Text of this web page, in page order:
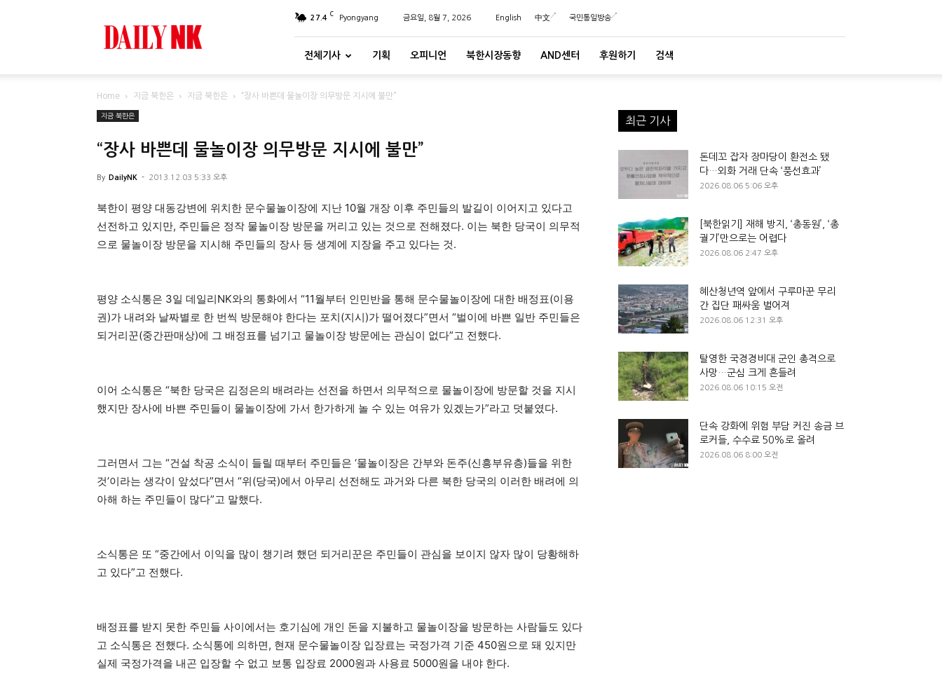
27.4 C Pyongyang 금요일, 8월 7, 2026 English 中文 국민통일방송
전체기사 기획 오피니언 북한시장동향 AND센터 후원하기 검색
Home 지금 북한은 지금 북한은 “장사 바쁜데 물놀이장 의무방문 지시에 불만”
지금 북한은
“장사 바쁜데 물놀이장 의무방문 지시에 불만”
By DailyNK - 2013.12.03 5:33 오후
북한이 평양 대동강변에 위치한 문수물놀이장에 지난 10월 개장 이후 주민들의 발길이 이어지고 있다고
선전하고 있지만, 주민들은 정작 물놀이장 방문을 꺼리고 있는 것으로 전해졌다. 이는 북한 당국이 의무적
으로 물놀이장 방문을 지시해 주민들의 장사 등 생계에 지장을 주고 있다는 것.
평양 소식통은 3일 데일리NK와의 통화에서 “11월부터 인민반을 통해 문수물놀이장에 대한 배정표(이용
권)가 내려와 날짜별로 한 번씩 방문해야 한다는 포치(지시)가 떨어졌다”면서 “벌이에 바쁜 일반 주민들은
되거리꾼(중간판매상)에 그 배정표를 넘기고 물놀이장 방문에는 관심이 없다”고 전했다.
이어 소식통은 “북한 당국은 김정은의 배려라는 선전을 하면서 의무적으로 물놀이장에 방문할 것을 지시
했지만 장사에 바쁜 주민들이 물놀이장에 가서 한가하게 놀 수 있는 여유가 있겠는가”라고 덧붙였다.
그러면서 그는 “건설 착공 소식이 들릴 때부터 주민들은 ‘물놀이장은 간부와 돈주(신흥부유층)들을 위한
것’이라는 생각이 앞섰다”면서 “위(당국)에서 아무리 선전해도 과거와 다른 북한 당국의 이러한 배려에 의
아해 하는 주민들이 많다”고 말했다.
소식통은 또 “중간에서 이익을 많이 챙기려 했던 되거리꾼은 주민들이 관심을 보이지 않자 많이 당황해하
고 있다”고 전했다.
배정표를 받지 못한 주민들 사이에서는 호기심에 개인 돈을 지불하고 물놀이장을 방문하는 사람들도 있다
고 소식통은 전했다. 소식통에 의하면, 현재 문수물놀이장 입장료는 국정가격 기준 450원으로 돼 있지만
실제 국정가격을 내곤 입장할 수 없고 보통 입장료 2000원과 사용료 5000원을 내야 한다.
최근 기사
돈데꼬 잡자 장마당이 환전소 됐
다…외화 거래 단속 ‘풍선효과’
2026.08.06 5:06 오후
[북한읽기] 재해 방지, ‘총동원’, ‘총
궐기’만으로는 어렵다
2026.08.06 2:47 오후
혜산청년역 앞에서 구루마꾼 무리
간 집단 패싸움 벌어져
2026.08.06 12:31 오후
탈영한 국경경비대 군인 총격으로
사망…군심 크게 흔들려
2026.08.06 10:15 오전
단속 강화에 위험 부담 커진 송금 브
로커들, 수수료 50%로 올려
2026.08.06 8:00 오전